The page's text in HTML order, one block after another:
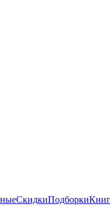
СкидкиПодборки